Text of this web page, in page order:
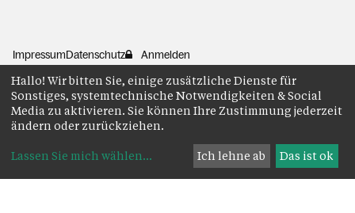
ImpressumDatenschutz Anmelden
Hallo! Wir bitten Sie, einige zusätzliche Dienste für
Sonstiges, systemtechnische Notwendigkeiten & Social
Media zu aktivieren. Sie können Ihre Zustimmung jederzeit
ändern oder zurückziehen.
Lassen Sie mich wählen... Ich lehne ab Das ist ok